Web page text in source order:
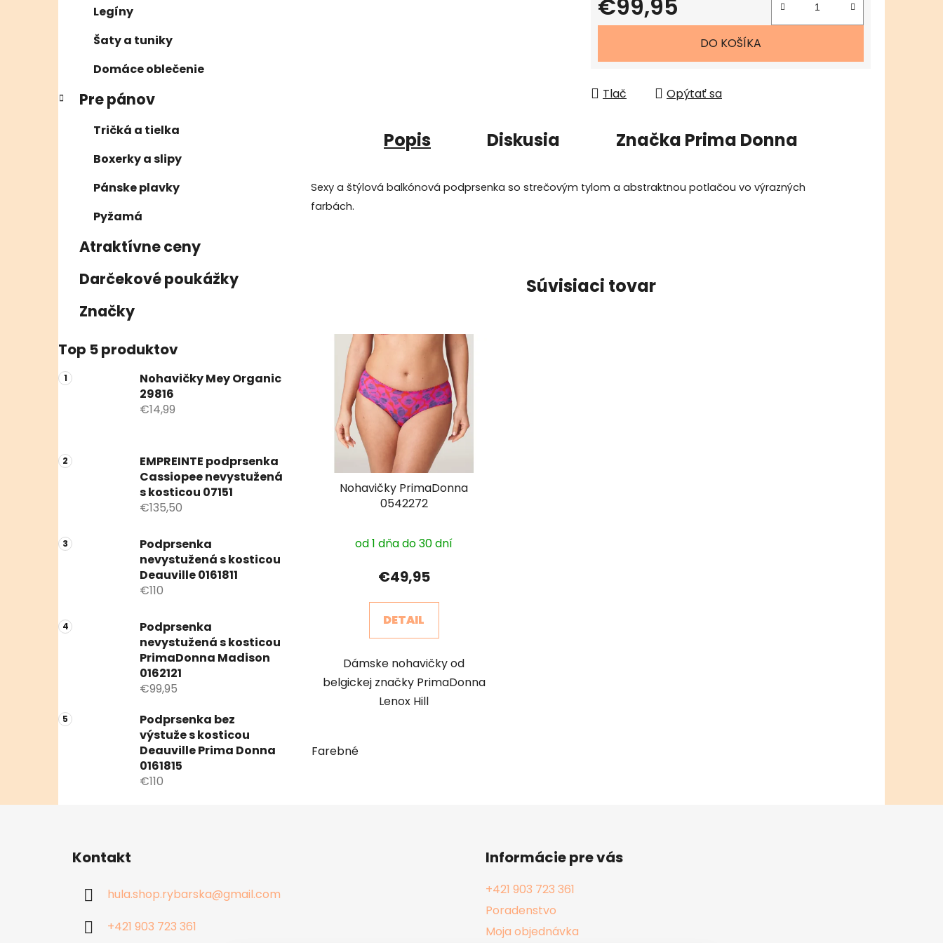
Legíny
Šaty a tuniky
Domáce oblečenie
Pre pánov
Tričká a tielka
Boxerky a slipy
Pánske plavky
Pyžamá
Atraktívne ceny
Darčekové poukážky
Značky
Top 5 produktov
Nohavičky Mey Organic
29816
€14,99
EMPREINTE podprsenka
Cassiopee nevystužená
s kosticou 07151
€135,50
Podprsenka
nevystužená s kosticou
Deauville 0161811
€110
Podprsenka
nevystužená s kosticou
PrimaDonna Madison
0162121
€99,95
Podprsenka bez
výstuže s kosticou
Deauville Prima Donna
0161815
€110
€99,95
Jednotková cena:
DO KOŠÍKA
Tlač Opýtať sa
Popis Diskusia Značka Prima Donna
Sexy a štýlová balkónová podprsenka so strečovým tylom a abstraktnou potlačou vo výrazných
farbách.
Súvisiaci tovar
Nohavičky PrimaDonna
0542272
od 1 dňa do 30 dní
€49,95
DETAIL
Dámske nohavičky od
belgickej značky PrimaDonna
Lenox Hill
Farebné
Kontakt
hula.shop.rybarska@gmail.com
+421 903 723 361
Informácie pre vás
+421 903 723 361
Poradenstvo
Moja objednávka